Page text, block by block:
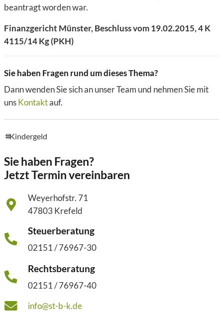
beantragt worden war.
Finanzgericht Münster, Beschluss vom 19.02.2015, 4 K
4115/14 Kg (PKH)
Sie haben Fragen rund um dieses Thema?
Dann wenden Sie sich an unser Team und nehmen Sie mit
unsKontaktauf.
tags
Kindergeld
Sie haben Fragen?
Jetzt Termin vereinbaren
Weyerhofstr. 71
47803 Krefeld
Steuerberatung
02151 / 76967-30
Rechtsberatung
02151 / 76967-40
info@st-b-k.de